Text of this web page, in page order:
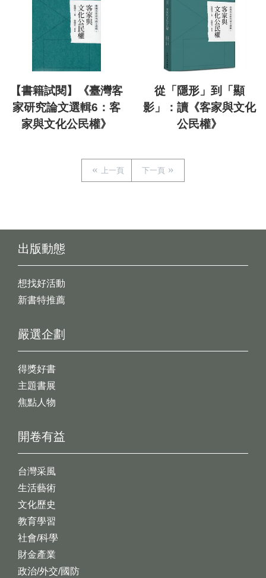
【書籍試閱】《臺灣客
家研究論文選輯6：客
家與文化公民權》
從「隱形」到「顯
影」：讀《客家與文化
公民權》
上一頁 下一頁
出版動態
想找好活動
新書特推薦
開卷有益
台灣采風
生活藝術
文化歷史
教育學習
社會/科學
財金產業
政治/外交/國防
嚴選企劃
得獎好書
主題書展
焦點人物